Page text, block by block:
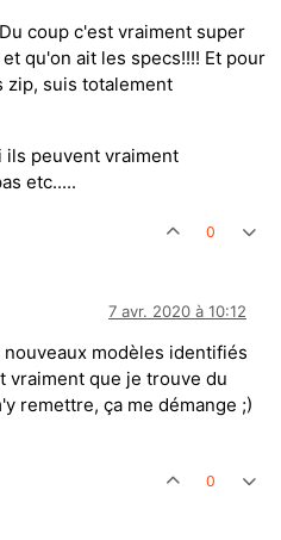
coup c'est vraiment super
qu'on ait les specs!!!! Et pour
zip, suis totalement
ils peuvent vraiment
etc.....
0
7 avr. 2020 à 10:12
modèles identifiés
vraiment que je trouve du
remettre, ça me démange ;)
0